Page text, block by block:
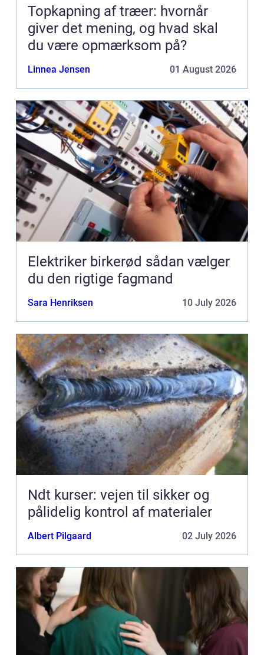
Topkapning af træer: hvornår
giver det mening, og hvad skal
du være opmærksom på?
Linnea Jensen 01 August 2026
Elektriker birkerød sådan vælger
du den rigtige fagmand
Sara Henriksen 10 July 2026
Ndt kurser: vejen til sikker og
pålidelig kontrol af materialer
Albert Pilgaard 02 July 2026